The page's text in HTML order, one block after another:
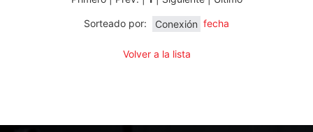
Sorteado por: Conexión fecha
Volver a la lista